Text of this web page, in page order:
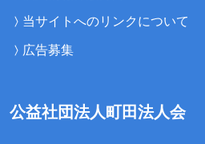
当サイトへのリンクについて
広告募集
公益社団法人町田法人会